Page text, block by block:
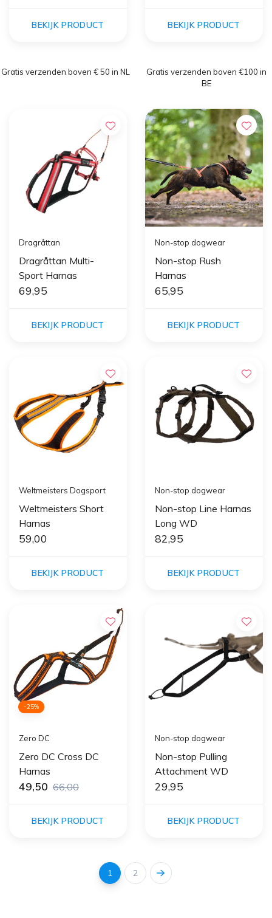
BEKIJK PRODUCT BEKIJK PRODUCT
Gratis verzenden boven € 50 in NL
Gratis verzenden boven €100 in
BE
Dragråttan
Dragråttan Multi-
Sport Harnas
69,95
BEKIJK PRODUCT
Non-stop dogwear
Non-stop Rush
Harnas
65,95
BEKIJK PRODUCT
Weltmeisters Dogsport
Weltmeisters Short
Harnas
59,00
BEKIJK PRODUCT
Non-stop dogwear
Non-stop Line Harnas
Long WD
82,95
BEKIJK PRODUCT
-25%
Zero DC
Zero DC Cross DC
Harnas
49,50 66,00
BEKIJK PRODUCT
Non-stop dogwear
Non-stop Pulling
Attachment WD
29,95
BEKIJK PRODUCT
1 2